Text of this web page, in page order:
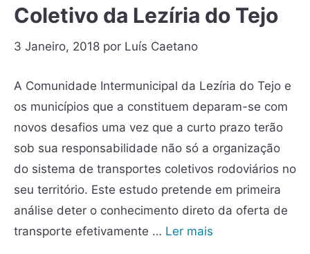
Coletivo da Lezíria do Tejo
3 Janeiro, 2018 por Luís Caetano
A Comunidade Intermunicipal da Lezíria do Tejo e
os municípios que a constituem deparam-se com
novos desafios uma vez que a curto prazo terão
sob sua responsabilidade não só a organização
do sistema de transportes coletivos rodoviários no
seu território. Este estudo pretende em primeira
análise deter o conhecimento direto da oferta de
transporte efetivamente … Ler mais